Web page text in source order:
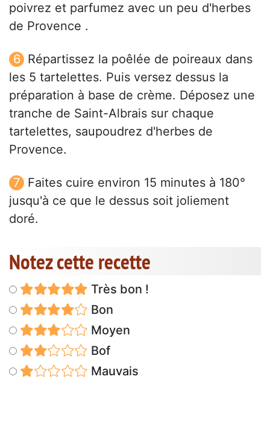
poivrez et parfumez avec un peu d'herbes
de Provence .
Répartissez la poêlée de poireaux dans
les 5 tartelettes. Puis versez dessus la
préparation à base de crème. Déposez une
tranche de Saint-Albrais sur chaque
tartelettes, saupoudrez d'herbes de
Provence.
Faites cuire environ 15 minutes à 180°
jusqu'à ce que le dessus soit joliement
doré.
Notez cette recette
Très bon !
Bon
Moyen
Bof
Mauvais